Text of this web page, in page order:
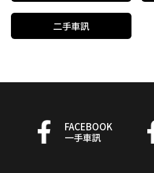
二手車訊
FACEBOOK
一手車訊